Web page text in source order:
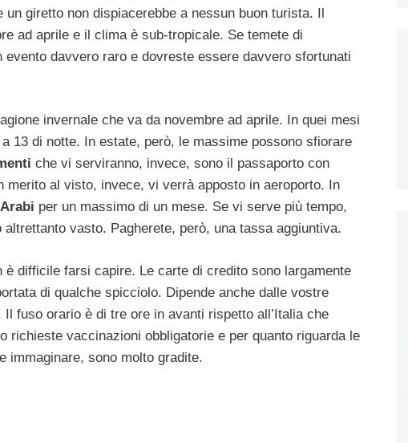
un giretto non dispiacerebbe a nessun buon turista. Il
ad aprile e il clima è sub-tropicale. Se temete di
davvero raro e dovreste essere davvero sfortunati
invernale che va da novembre ad aprile. In quei mesi
13 di notte. In estate, però, le massime possono sfiorare
che vi serviranno, invece, sono il passaporto con
al visto, invece, vi verrà apposto in aeroporto. In
per un massimo di un mese. Se vi serve più tempo,
vasto. Pagherete, però, una tassa aggiuntiva.
è difficile farsi capire. Le carte di credito sono largamente
di qualche spicciolo. Dipende anche dalle vostre
fuso orario è di tre ore in avanti rispetto all’Italia che
richieste vaccinazioni obbligatorie e per quanto riguarda le
immaginare, sono molto gradite.